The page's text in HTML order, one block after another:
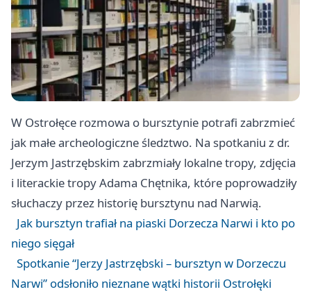
W Ostrołęce rozmowa o bursztynie potrafi zabrzmieć
jak małe archeologiczne śledztwo. Na spotkaniu z dr.
Jerzym Jastrzębskim zabrzmiały lokalne tropy, zdjęcia
i literackie tropy Adama Chętnika, które poprowadziły
słuchaczy przez historię bursztynu nad Narwią.
Jak bursztyn trafiał na piaski Dorzecza Narwi i kto po
niego sięgał
Spotkanie “Jerzy Jastrzębski – bursztyn w Dorzeczu
Narwi” odsłoniło nieznane wątki historii Ostrołęki